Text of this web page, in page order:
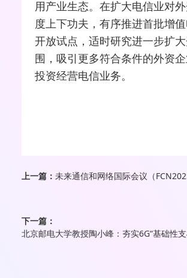
用产业生态。在扩大电信业对
度上下功夫，有序推进首批增
开放试点，适时研究进一步扩
围，吸引更多符合条件的外资
投资经营电信业务。
上一篇： 未来通信和网络国际会议（
下一篇：